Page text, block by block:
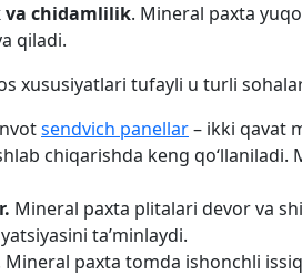
chidamlilik. Mineral paxta
qiladi.
xususiyatlari tufayli u turli
sendvich panellar– ikki qavat
chiqarishda keng
Mineral paxta plitalari devor va
ta’minlaydi.
Mineral paxta tomda ishonchli